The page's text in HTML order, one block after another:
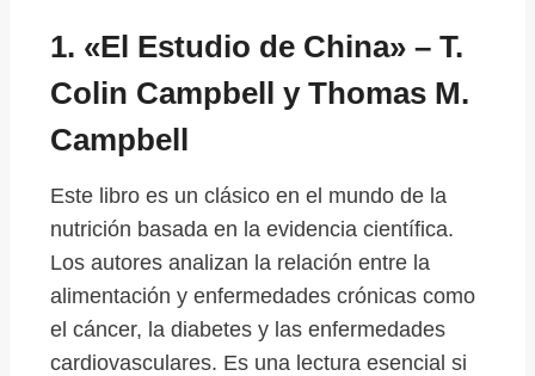
1. «El Estudio de China» – T.
Colin Campbell y Thomas M.
Campbell
Este libro es un clásico en el mundo de la
nutrición basada en la evidencia científica.
Los autores analizan la relación entre la
alimentación y enfermedades crónicas como
el cáncer, la diabetes y las enfermedades
cardiovasculares. Es una lectura esencial si